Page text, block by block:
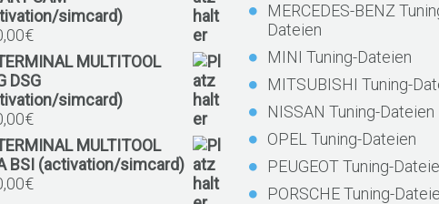
simcard)
€
MULTITOOL
DSG
simcard)
€
MULTITOOL
BSI (activation/simcard)
€
MERCEDES-BENZ
Dateien
MINI Tuning-Dateien
MITSUBISHI Tuning-
NISSAN Tuning-Dateien
OPEL Tuning-Dateien
PEUGEOT Tuning-
PORSCHE Tuning-